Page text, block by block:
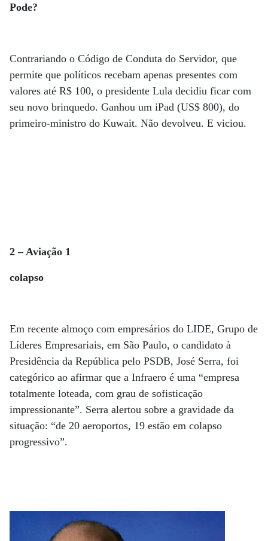
Pode?
Contrariando o Código de Conduta do Servidor, que
permite que políticos recebam apenas presentes com
valores até R$ 100, o presidente Lula decidiu ficar com
seu novo brinquedo. Ganhou um iPad (US$ 800), do
primeiro-ministro do Kuwait. Não devolveu. E viciou.
2 – Aviação 1
colapso
Em recente almoço com empresários do LIDE, Grupo de
Líderes Empresariais, em São Paulo, o candidato à
Presidência da República pelo PSDB, José Serra, foi
categórico ao afirmar que a Infraero é uma “empresa
totalmente loteada, com grau de sofisticação
impressionante”. Serra alertou sobre a gravidade da
situação: “de 20 aeroportos, 19 estão em colapso
progressivo”.